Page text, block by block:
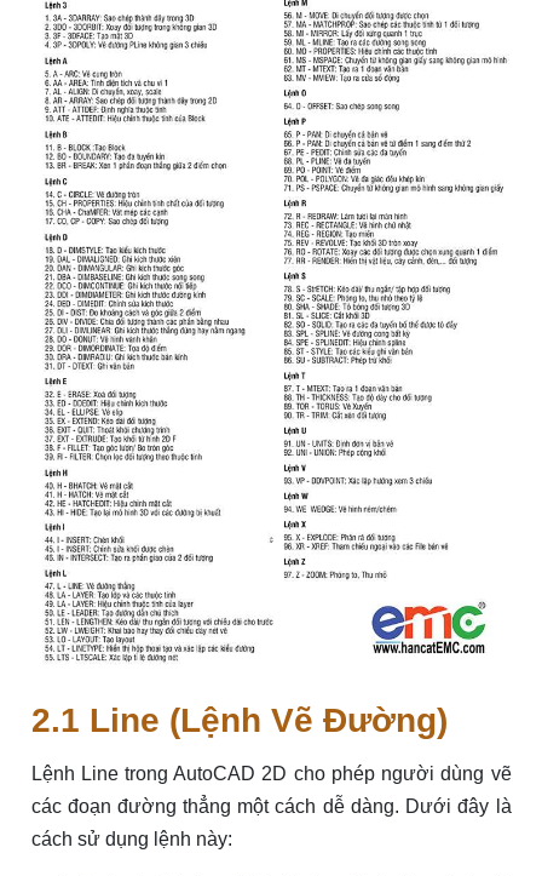
2.1 Line (Lệnh Vẽ Đường)
Lệnh Line trong AutoCAD 2D cho phép người dùng vẽ
các đoạn đường thẳng một cách dễ dàng. Dưới đây là
cách sử dụng lệnh này: